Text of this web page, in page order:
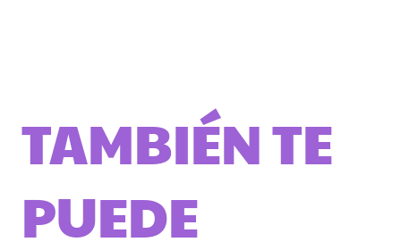
TAMBIÉN TE
PUEDE